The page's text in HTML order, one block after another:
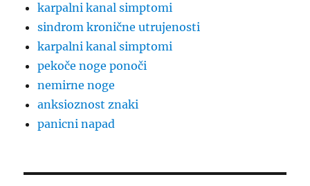
karpalni kanal simptomi
sindrom kronične utrujenosti
karpalni kanal simptomi
pekoče noge ponoči
nemirne noge
anksioznost znaki
panicni napad